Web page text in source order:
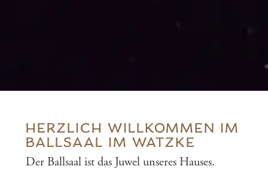
HERZLICH WILLKOMMEN IM
BALLSAAL IM WATZKE
Der Ballsaal ist das Juwel unseres Hauses.